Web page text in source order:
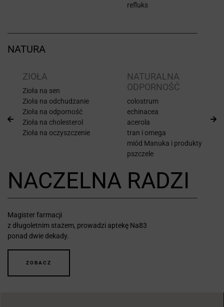
refluks
NATURA
ZIOŁA
Zioła na sen
Zioła na odchudzanie
Zioła na odporność
Zioła na cholesterol
Zioła na oczyszczenie
NATURALNA
ODPORNOŚĆ
colostrum
echinacea
acerola
tran i omega
miód Manuka i produkty
pszczele
NACZELNA RADZI
Magister farmacji
z długoletnim stażem, prowadzi aptekę Na83
ponad dwie dekady.
ZOBACZ